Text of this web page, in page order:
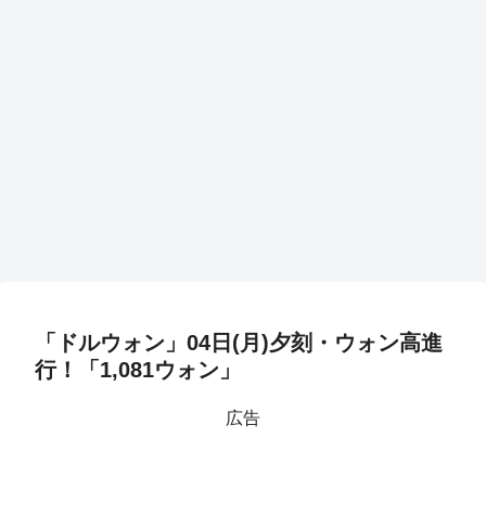
「ドルウォン」04日(月)夕刻・ウォン高進
行！「1,081ウォン」
広告